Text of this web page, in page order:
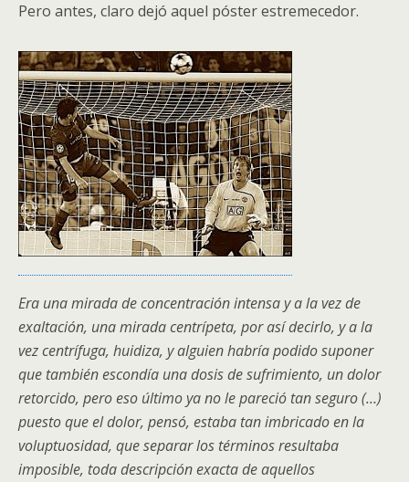
Pero antes, claro dejó aquel póster estremecedor.
Era una mirada de concentración intensa y a la vez de
exaltación, una mirada centrípeta, por así decirlo, y a la
vez centrífuga, huidiza, y alguien habría podido suponer
que también escondía una dosis de sufrimiento, un dolor
retorcido, pero eso último ya no le pareció tan seguro (…)
puesto que el dolor, pensó, estaba tan imbricado en la
voluptuosidad, que separar los términos resultaba
imposible, toda descripción exacta de aquellos